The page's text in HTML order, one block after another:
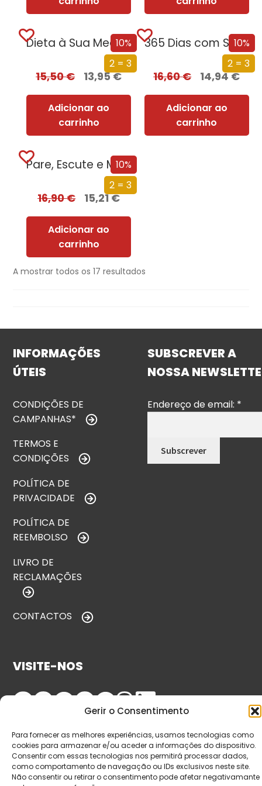
Gerir o Consentimento
Para fornecer as melhores experiências, usamos tecnologias como
cookies para armazenar e/ou aceder a informações do dispositivo.
Consentir com essas tecnologias nos permitirá processar dados,
como comportamento de navegação ou IDs exclusivos neste site.
Não consentir ou retirar o consentimento pode afetar negativamante
10%
2 = 3
Dieta à Sua Medida
15,50€ 13,95€
Adicionar ao
carrinho
10%
2 = 3
365 Dias com Saúde
16,60€ 14,94€
Adicionar ao
carrinho
10%
2 = 3
Pare, Escute e Mude
16,90€ 15,21€
Adicionar ao
carrinho
A mostrar todos os 17 resultados
INFORMAÇÕES
ÚTEIS
CONDIÇÕES DE
CAMPANHAS*
TERMOS E
CONDIÇÕES
POLÍTICA DE
PRIVACIDADE
POLÍTICA DE
REEMBOLSO
LIVRO DE
RECLAMAÇÕES
CONTACTOS
SUBSCREVER A
NOSSA
Endereço de email: *
VISITE-NOS